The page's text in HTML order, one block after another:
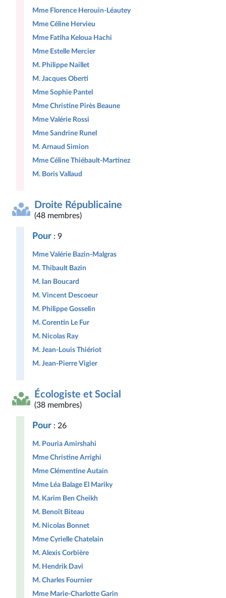
Mme Florence Herouin-Léautey
Mme Céline Hervieu
Mme Fatiha Keloua Hachi
Mme Estelle Mercier
M. Philippe Naillet
M. Jacques Oberti
Mme Sophie Pantel
Mme Christine Pirès Beaune
Mme Valérie Rossi
Mme Sandrine Runel
M. Arnaud Simion
Mme Céline Thiébault-Martinez
M. Boris Vallaud
Droite Républicaine
(48 membres)
Pour : 9
Mme Valérie Bazin-Malgras
M. Thibault Bazin
M. Ian Boucard
M. Vincent Descoeur
M. Philippe Gosselin
M. Corentin Le Fur
M. Nicolas Ray
M. Jean-Louis Thiériot
M. Jean-Pierre Vigier
Écologiste et Social
(38 membres)
Pour : 26
M. Pouria Amirshahi
Mme Christine Arrighi
Mme Clémentine Autain
Mme Léa Balage El Mariky
M. Karim Ben Cheikh
M. Benoît Biteau
M. Nicolas Bonnet
Mme Cyrielle Chatelain
M. Alexis Corbière
M. Hendrik Davi
M. Charles Fournier
Mme Marie-Charlotte Garin